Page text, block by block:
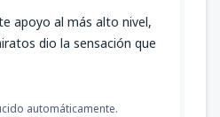
apoyo al más alto nivel,
dio la sensación que
automáticamente.